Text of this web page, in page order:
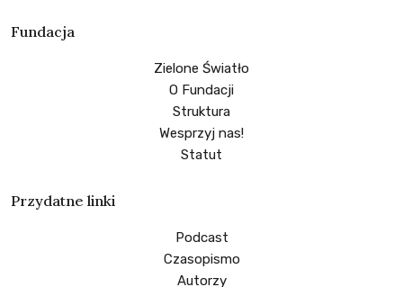
Fundacja
Zielone Światło
O Fundacji
Struktura
Wesprzyj nas!
Statut
Przydatne linki
Podcast
Czasopismo
Autorzy